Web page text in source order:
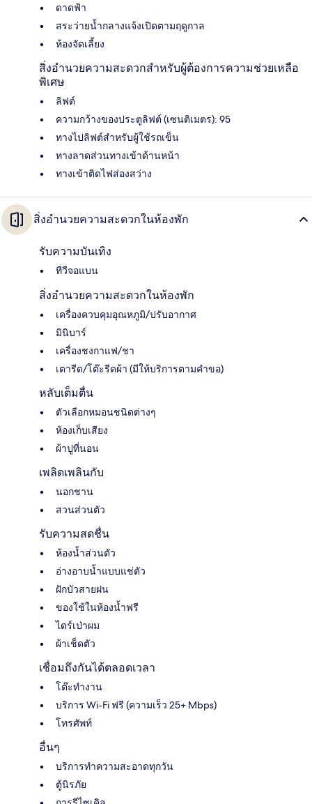
ดาดฟ้า
สระว่ายน้ำกลางแจ้งเปิดตามฤดูกาล
ห้องจัดเลี้ยง
สิ่งอำนวยความสะดวกสำหรับผู้ต้องการความช่วยเหลือ
พิเศษ
ลิฟต์
ความกว้างของประตูลิฟต์ (เซนติเมตร): 95
ทางไปลิฟต์สำหรับผู้ใช้รถเข็น
ทางลาดส่วนทางเข้าด้านหน้า
ทางเข้าติดไฟส่องสว่าง
สิ่งอำนวยความสะดวกในห้องพัก
รับความบันเทิง
ทีวีจอแบน
สิ่งอำนวยความสะดวกในห้องพัก
เครื่องควบคุมอุณหภูมิ/ปรับอากาศ
มินิบาร์
เครื่องชงกาแฟ/ชา
เตารีด/โต๊ะรีดผ้า (มีให้บริการตามคำขอ)
หลับเต็มตื่น
ตัวเลือกหมอนชนิดต่างๆ
ห้องเก็บเสียง
ผ้าปูที่นอน
เพลิดเพลินกับ
นอกชาน
สวนส่วนตัว
รับความสดชื่น
ห้องน้ำส่วนตัว
อ่างอาบน้ำแบบแช่ตัว
ฝักบัวสายฝน
ของใช้ในห้องน้ำฟรี
ไดร์เป่าผม
ผ้าเช็ดตัว
เชื่อมถึงกันได้ตลอดเวลา
โต๊ะทำงาน
บริการ Wi-Fi ฟรี (ความเร็ว 25+ Mbps)
โทรศัพท์
อื่นๆ
บริการทำความสะอาดทุกวัน
ตู้นิรภัย